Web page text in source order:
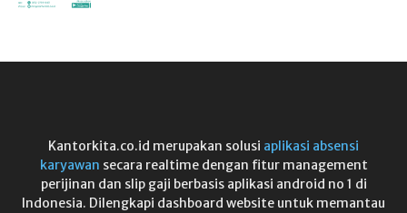
Kantorkita.co.id merupakan solusi aplikasi absensi
karyawan secara realtime dengan fitur management
perijinan dan slip gaji berbasis aplikasi android no 1 di
Indonesia. Dilengkapi dashboard website untuk memantau